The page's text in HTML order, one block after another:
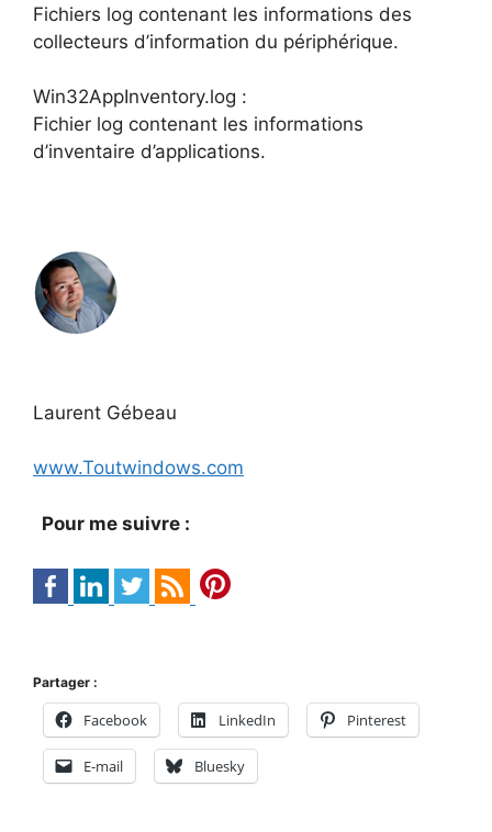
Fichiers log contenant les informations des
collecteurs d’information du périphérique.
Win32AppInventory.log :
Fichier log contenant les informations
d’inventaire d’applications.
Laurent Gébeau
www.Toutwindows.com
Pour me suivre :
Partager :
Facebook LinkedIn Pinterest
E-mail Bluesky